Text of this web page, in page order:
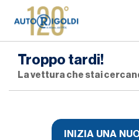
Troppo tardi!
La vettura che stai
INIZIA UNA